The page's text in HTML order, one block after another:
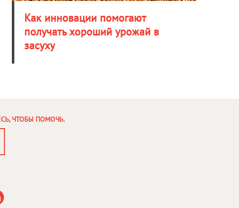
Как инновации помогают
получать хороший урожай в
засуху
ЧТОБЫ ПОМОЧЬ.